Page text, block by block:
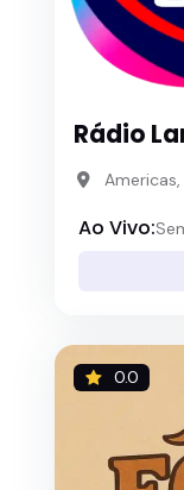
Rádio
Americas,
Ao Vivo:
0.0